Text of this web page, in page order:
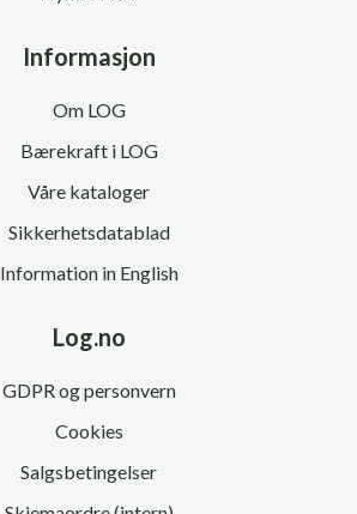
Informasjon
Om LOG
Bærekraft i LOG
Våre kataloger
Sikkerhetsdatablad
Information in English
Log.no
GDPR og personvern
Cookies
Salgsbetingelser